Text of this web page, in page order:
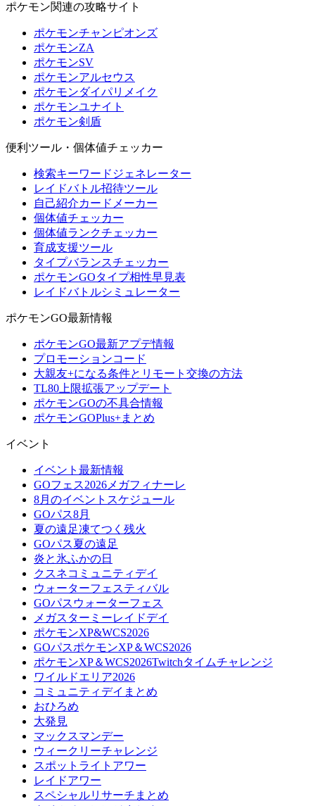
ポケモン関連の攻略サイト
ポケモンチャンピオンズ
ポケモンZA
ポケモンSV
ポケモンアルセウス
ポケモンダイパリメイク
ポケモンユナイト
ポケモン剣盾
便利ツール・個体値チェッカー
検索キーワードジェネレーター
レイドバトル招待ツール
自己紹介カードメーカー
個体値チェッカー
個体値ランクチェッカー
育成支援ツール
タイプバランスチェッカー
ポケモンGOタイプ相性早見表
レイドバトルシミュレーター
ポケモンGO最新情報
ポケモンGO最新アプデ情報
プロモーションコード
大親友+になる条件とリモート交換の方法
TL80上限拡張アップデート
ポケモンGOの不具合情報
ポケモンGOPlus+まとめ
イベント
イベント最新情報
GOフェス2026メガフィナーレ
8月のイベントスケジュール
GOパス8月
夏の遠足凍てつく残火
GOパス夏の遠足
炎と氷ふかの日
クスネコミュニティデイ
ウォーターフェスティバル
GOパスウォーターフェス
メガスターミーレイドデイ
ポケモンXP&WCS2026
GOパスポケモンXP＆WCS2026
ポケモンXP＆WCS2026Twitchタイムチャレンジ
ワイルドエリア2026
コミュニティデイまとめ
おひろめ
大発見
マックスマンデー
ウィークリーチャレンジ
スポットライトアワー
レイドアワー
スペシャルリサーチまとめ